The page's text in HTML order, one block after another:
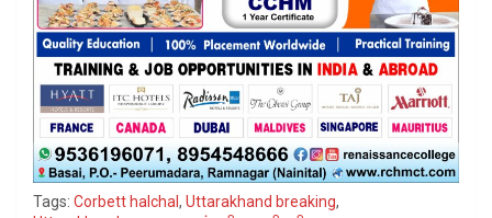
Tags: Corbett halchal , Uttarakhand breaking,